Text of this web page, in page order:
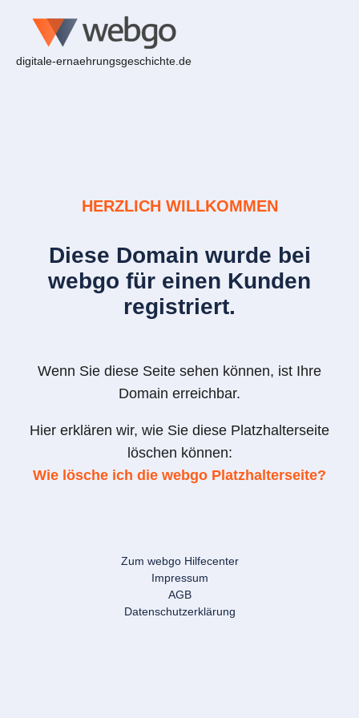
digitale-ernaehrungsgeschichte.de
HERZLICH WILLKOMMEN
Diese Domain wurde bei
webgo für einen Kunden
registriert.
Wenn Sie diese Seite sehen können, ist Ihre
Domain erreichbar.
Hier erklären wir, wie Sie diese Platzhalterseite
löschen können:
Wie lösche ich die webgo Platzhalterseite?
Zum webgo Hilfecenter
Impressum
AGB
Datenschutzerklärung